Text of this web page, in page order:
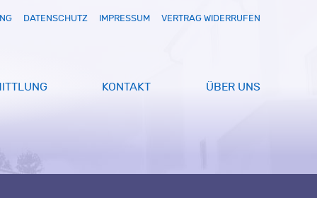
DATENSCHUTZ IMPRESSUM VERTRAG WIDERRUFEN
KONTAKT ÜBER UNS